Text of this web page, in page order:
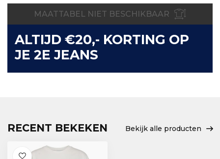
MAATTABEL NIET BESCHIKBAAR
ALTIJD €20,- KORTING OP
JE 2E JEANS
RECENT BEKEKEN Bekijk alle producten